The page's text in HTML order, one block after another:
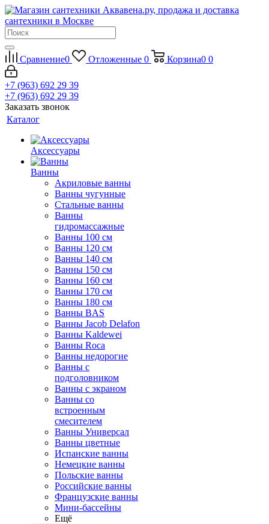
Сравнение0 Отложенные 0 Корзина0 0
+7 (963) 692 29 39
+7 (963) 692 29 39
Заказать звонок
Каталог
Аксессуары
Ванны
Акриловые ванны
Ванны чугунные
Стальные ванны
Ванны
гидромассажные
Ванны 100 см
Ванны 120 см
Ванны 140 см
Ванны 150 см
Ванны 160 см
Ванны 170 см
Ванны 180 см
Ванны BAS
Ванны Jacob Delafon
Ванны Kaldewei
Ванны Roca
Ванны недорогие
Ванны с
подголовником
Ванны с экраном
Ванны со
встроенным
смесителем
Ванны Универсал
Ванны цветные
Испанские ванны
Немецкие ванны
Польские ванны
Российские ванны
Французские ванны
Мини-бассейны
Ещё